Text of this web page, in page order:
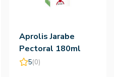
Aprolis Jarabe
Pectoral 180ml
5(0)